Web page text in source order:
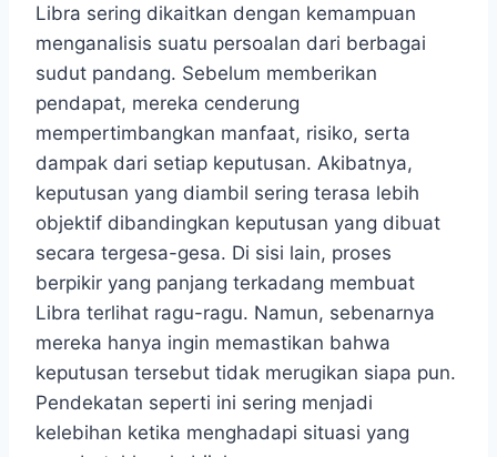
Libra sering dikaitkan dengan kemampuan
menganalisis suatu persoalan dari berbagai
sudut pandang. Sebelum memberikan
pendapat, mereka cenderung
mempertimbangkan manfaat, risiko, serta
dampak dari setiap keputusan. Akibatnya,
keputusan yang diambil sering terasa lebih
objektif dibandingkan keputusan yang dibuat
secara tergesa-gesa. Di sisi lain, proses
berpikir yang panjang terkadang membuat
Libra terlihat ragu-ragu. Namun, sebenarnya
mereka hanya ingin memastikan bahwa
keputusan tersebut tidak merugikan siapa pun.
Pendekatan seperti ini sering menjadi
kelebihan ketika menghadapi situasi yang